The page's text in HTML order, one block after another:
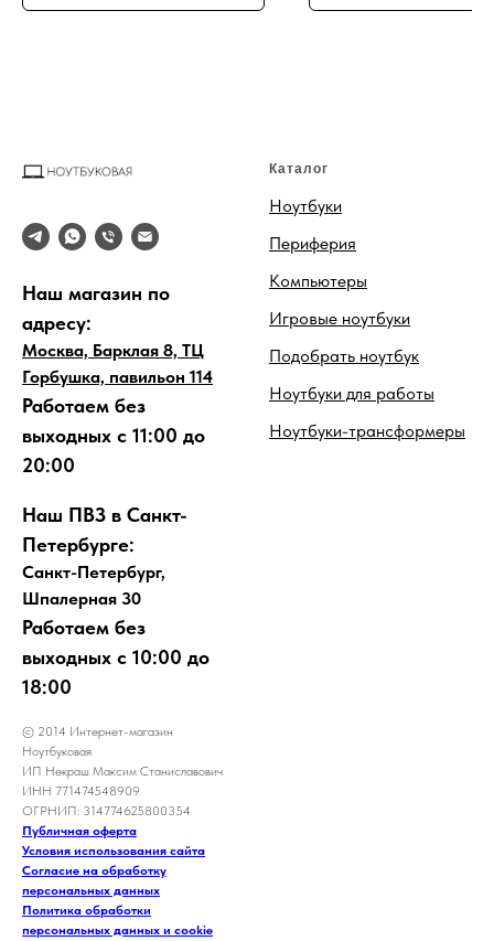
Наш магазин по
адресу:
Москва, Барклая 8, ТЦ
Горбушка, павильон 114
Работаем без
выходных с 11:00 до
20:00
Наш ПВЗ в Санкт-
Петербурге:
Санкт-Петербург,
Шпалерная 30
Работаем без
выходных с 10:00 до
18:00
© 2014 Интернет-магазин
Ноутбуковая
ИП Некраш Максим Станиславович
ИНН 771474548909
ОГРНИП: 314774625800354
Публичная оферта
Условия использования сайта
Согласие на обработку
персональных данных
Политика обработки
персональных данных и cookie
Каталог
Ноутбуки
Периферия
Компьютеры
Игровые ноутбуки
Подобрать ноутбук
Ноутбуки для работы
Ноутбуки-трансформеры